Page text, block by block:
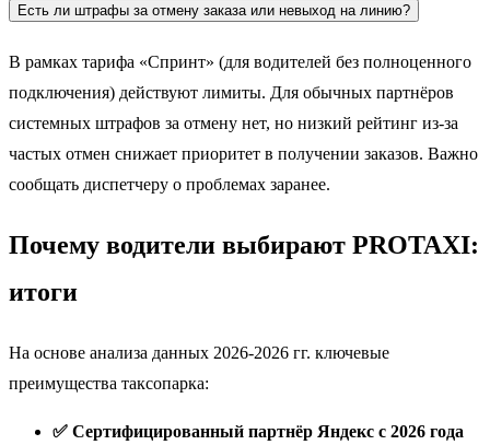
Есть ли штрафы за отмену заказа или невыход на линию?
В рамках тарифа «Спринт» (для водителей без полноценного
подключения) действуют лимиты. Для обычных партнёров
системных штрафов за отмену нет, но низкий рейтинг из-за
частых отмен снижает приоритет в получении заказов. Важно
сообщать диспетчеру о проблемах заранее.
Почему водители выбирают PROTAXI:
итоги
На основе анализа данных 2026-2026 гг. ключевые
преимущества таксопарка:
✅ Сертифицированный партнёр Яндекс с 2026 года